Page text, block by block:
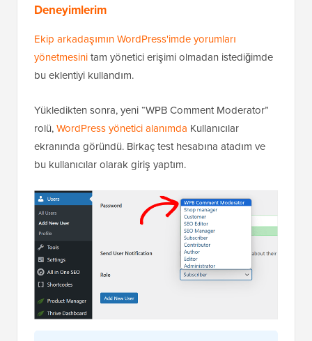
Deneyimlerim
Ekip arkadaşımın WordPress'imde yorumları
yönetmesinitam yönetici erişimi olmadan istediğimde
bu eklentiyi kullandım.
Yükledikten sonra, yeni “WPB Comment Moderator”
rolü,WordPress yönetici alanımda Kullanıcılar
ekranında göründü. Birkaç test hesabına atadım ve
bu kullanıcılar olarak giriş yaptım.